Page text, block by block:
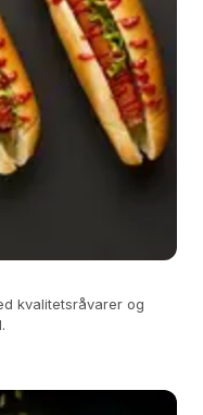
kvalitetsråvarer og